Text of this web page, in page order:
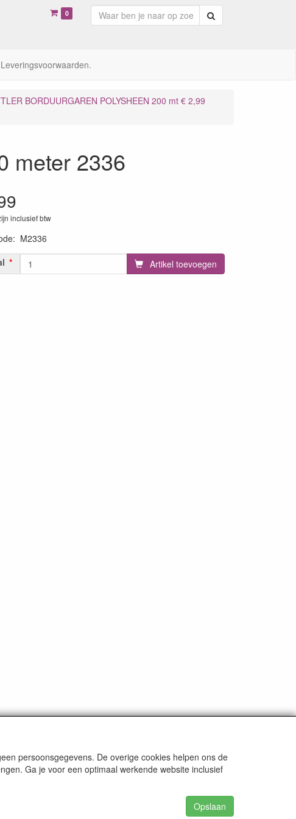
persoonsgegevens. De overige cookies helpen ons de
Ga je voor een optimaal werkende website inclusief
Opslaan
0
Leveringsvoorwaarden.
BORDUURGAREN POLYSHEEN 200 mt € 2,99
meter 2336
inclusief btw
: M2336
Artikel toevoegen